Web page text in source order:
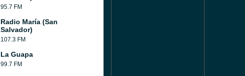
95.7 FM
Radio María (San
Salvador)
107.3 FM
La Guapa
99.7 FM